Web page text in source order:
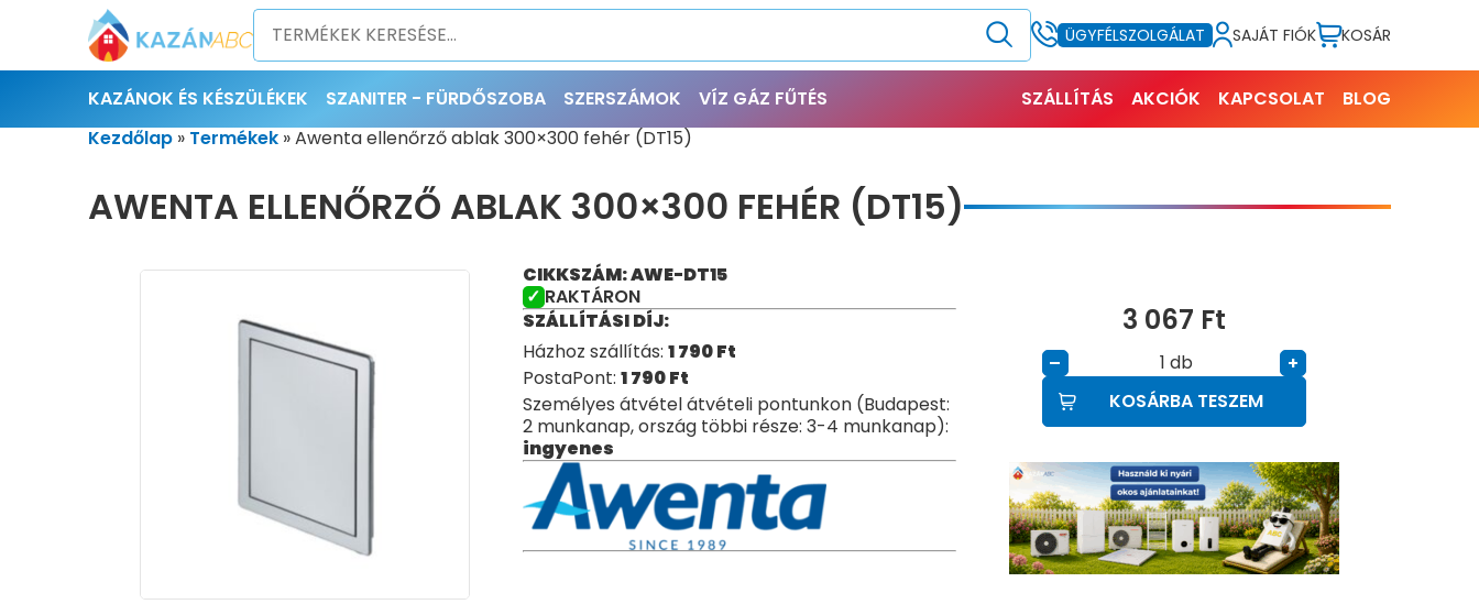
ÜGYFÉLSZOLGÁLAT SAJÁT FIÓK KOSÁR
KAZÁNOK ÉS KÉSZÜLÉKEK SZANITER - FÜRDŐSZOBA SZERSZÁMOK VÍZ GÁZ FŰTÉS SZÁLLÍTÁS AKCIÓK KAPCSOLAT
BLOG
Kezdőlap » Termékek »Awenta ellenőrző ablak 300×300 fehér (DT15)
AWENTA ELLENŐRZŐ ABLAK 300×300 FEHÉR (DT15)
CIKKSZÁM: AWE-DT15
RAKTÁRON
SZÁLLÍTÁSI DÍJ:
Házhoz szállítás: 1 790Ft
PostaPont: 1 790Ft
Személyes átvétel átvételi pontunkon (Budapest:
2 munkanap, ország többi része: 3-4 munkanap):
ingyenes
3 067 Ft
– db
+
KOSÁRBA TESZEM